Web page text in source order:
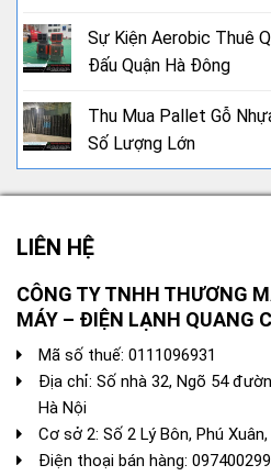
Sự Kiện Aerobic Thuê
Đấu Quận Hà Đông
Thu Mua Pallet Gỗ
Số Lượng Lớn
LIÊN HỆ
CÔNG TY TNHH THƯƠNG
MÁY – ĐIỆN LẠNH QUANG
Mã số thuế: 0111096931
Địa chỉ: Số nhà 32, Ngõ 54
Hà Nội
Cơ sở 2: Số 2 Lý Bôn, Phú
Điện thoại bán hàng: